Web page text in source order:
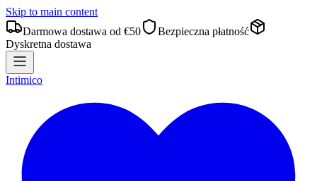
Skip to main content
Darmowa dostawa od €50
Bezpieczna płatność
Dyskretna dostawa
Intimico